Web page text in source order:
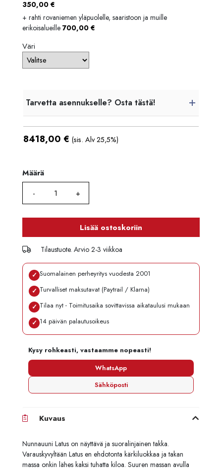
350,00 €
+ rahti rovaniemen yläpuolelle, saaristoon ja muille
erikoisalueille 700,00 €
Väri
Tarvetta asennukselle? Osta tästä!
8418,00 € (sis. Alv 25,5%)
Määrä
Määrä
Lisää ostoskoriin
Tilaustuote. Arvio 2-3 viikkoa
✓ Suomalainen perheyritys vuodesta 2001
✓ Turvalliset maksutavat (Paytrail / Klarna)
✓ Tilaa nyt - Toimitusaika sovittavissa aikataulusi mukaan
✓ 14 päivän palautusoikeus
Kysy rohkeasti, vastaamme nopeasti!
WhatsApp
Sähköposti
Kuvaus
Nunnauuni Latus on näyttävä ja suoralinjainen takka.
Varauskyvyltään Latus en ehdotonta kärkiluokkaa ja takan
massa onkin lähes kaksi tuhatta kiloa. Suuren massan avulla